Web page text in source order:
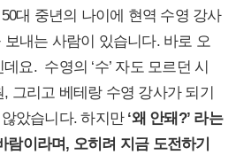
대 중년의 나이에 현역 수영 강사
내는 사람이 있습니다. 바로 오
요. 수영의 ‘수’ 자도 모르던 시
그리고 베테랑 수영 강사가 되기
았습니다. 하지만 ‘왜 안돼?’ 라는
이라며, 오히려 지금 도전하기